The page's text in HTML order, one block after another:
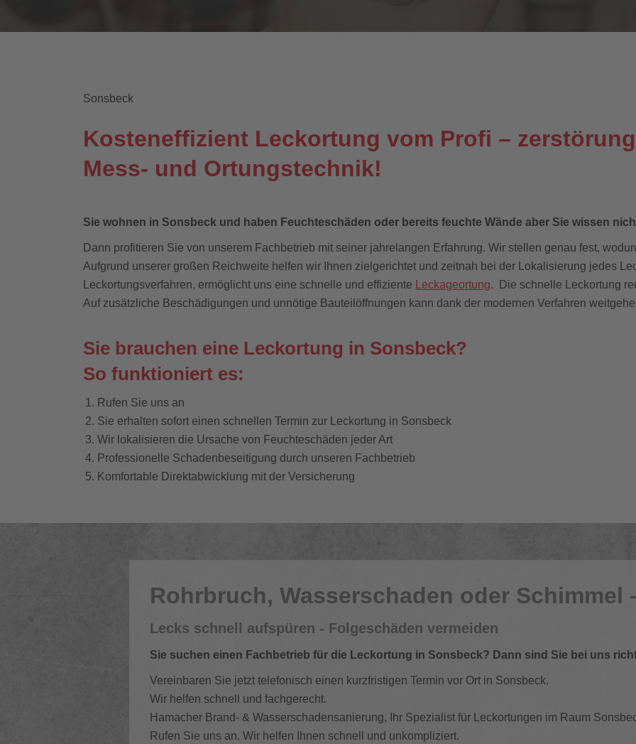
Sonsbeck
Kosteneffizient Leckortung vom Profi –
Mess- und Ortungstechnik!
Sie wohnen in Sonsbeck und haben Feuchteschäden oder bereits feuchte Wände aber Sie wissen
Dann profitieren Sie von unserem Fachbetrieb mit seiner jahrelangen Erfahrung. Wir stellen genau fest,
Aufgrund unserer großen Reichweite helfen wir Ihnen zielgerichtet und zeitnah bei der Lokalisierung jedes
Leckortungsverfahren, ermöglicht uns eine schnelle und effiziente
Leckageortung. Die schnelle Leckortung
Auf zusätzliche Beschädigungen und unnötige Bauteilöffnungen kann dank der modernen Verfahren
Sie brauchen eine Leckortung in Sonsbeck?
So funktioniert es:
Rufen Sie uns an
Sie erhalten sofort einen schnellen Termin zur Leckortung in Sonsbeck
Wir lokalisieren die Ursache von Feuchteschäden jeder Art
Professionelle Schadenbeseitigung durch unseren Fachbetrieb
Komfortable Direktabwicklung mit der Versicherung
Rohrbruch, Wasserschaden oder Schimmel
Lecks schnell aufspüren - Folgeschäden vermeiden
Sie suchen einen Fachbetrieb für die Leckortung in Sonsbeck? Dann sind Sie bei uns
Vereinbaren Sie jetzt telefonisch einen kurzfristigen Termin vor Ort in Sonsbeck.
Wir helfen schnell und fachgerecht.
Hamacher Brand- & Wasserschadensanierung, Ihr Spezialist für Leckortungen im Raum
Rufen Sie uns an. Wir helfen Ihnen schnell und unkompliziert.